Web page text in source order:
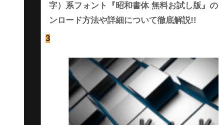
字）系フォント『昭和書体 無料お試し版』
ンロード方法や詳細について徹底解説!!
3